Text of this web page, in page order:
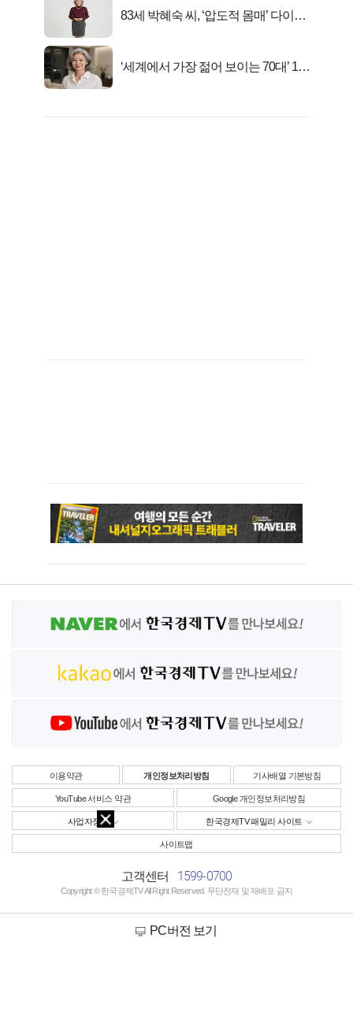
83세 박혜숙 씨, ‘압도적 몸매’ 다이어
‘세계에서 가장 젊어 보이는 70대’ 1위
이용약관 개인정보처리방침 기사배열 기본방침
YouTube 서비스 약관 Google 개인정보처리방침
사업자정보 한국경제TV 패밀리 사이트
사이트맵
고객센터 1599-0700
Copyright © 한국경제TV All Right Reserved. 무단전재 및 재배포 금지
PC버전 보기